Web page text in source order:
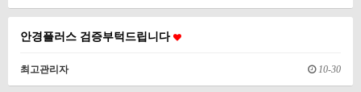
안경플러스 검증부턱드립니다
최고관리자 10-30